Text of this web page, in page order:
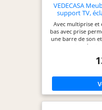
VEDECASA
support TV,
meuble TV
compartiment
pour
Avec multiprise et
bas avec prise
une barre de son
endroit.
de rangement
tissu et offre
accessoires, les
Support TV pour
meuble TV avec